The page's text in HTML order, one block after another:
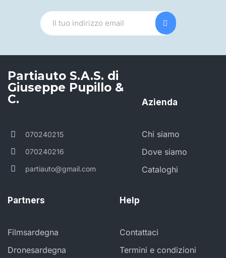
Partiauto S.A.S. di
Giuseppe Pupillo &
C.
070240215
070240216
partiauto@gmail.com
Azienda
Chi siamo
Dove siamo
Cataloghi
Partners
Filmsardegna
Dronesardegna
Help
Contattaci
Termini e condizioni